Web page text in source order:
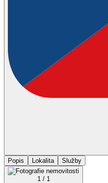
Popis
Lokalita Služby
1 / 1